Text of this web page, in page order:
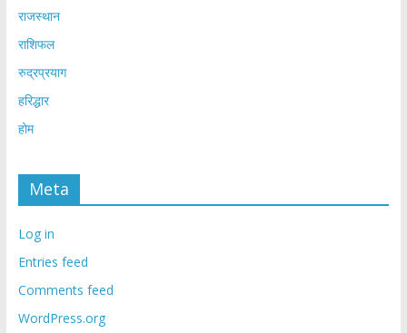
राजस्थान
राशिफल
रुद्रप्रयाग
हरिद्धार
होम
Meta
Log in
Entries feed
Comments feed
WordPress.org